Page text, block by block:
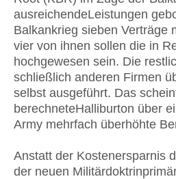
ausreichendeLeistungen
Balkankrieg sieben Verträge
vier von ihnen sollen die in
hochgewesen sein. Die
schließlich anderen Firmen
selbst ausgeführt. Das
berechneteHalliburton über
Army mehrfach überhöhte
Anstatt der Kostenersparnis
der neuen